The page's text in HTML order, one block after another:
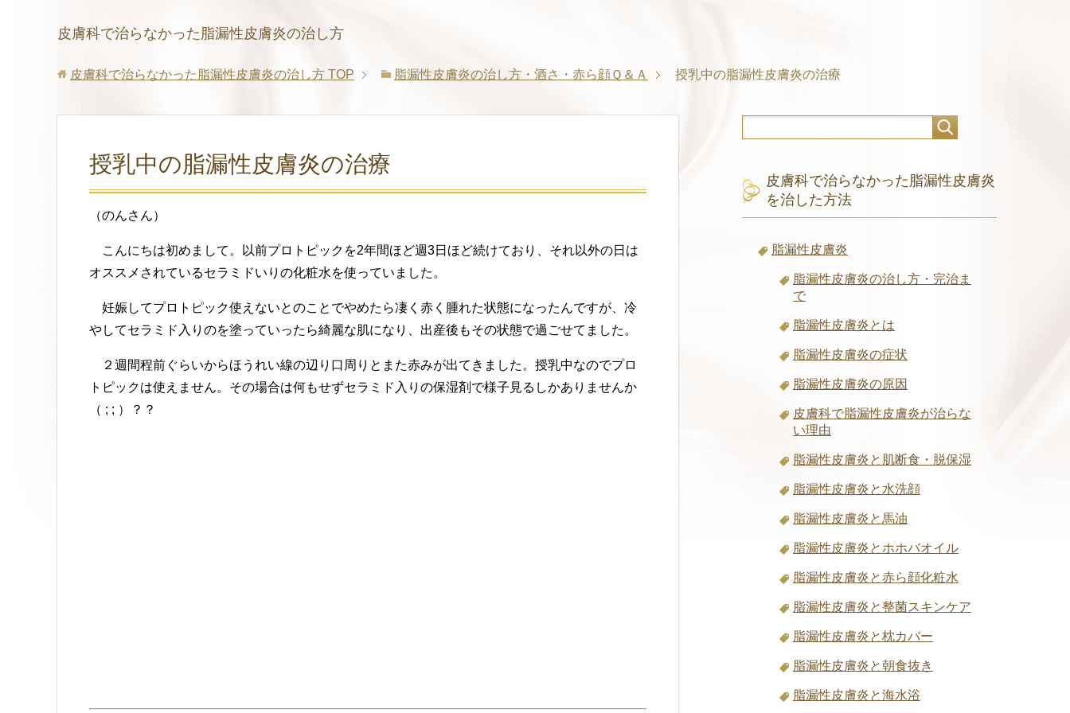
皮膚科で治らなかった脂漏性皮膚炎の治し方
皮膚科で治らなかった脂漏性皮膚炎の治し方 TOP 脂漏性皮膚炎の治し方・酒さ・赤ら顔Ｑ＆Ａ 授乳中の脂漏性皮膚炎の治療
授乳中の脂漏性皮膚炎の治療
（のんさん）
こんにちは初めまして。以前プロトピックを2年間ほど週3日ほど続けており、それ以外の日は
オススメされているセラミドいりの化粧水を使っていました。
妊娠してプロトピック使えないとのことでやめたら凄く赤く腫れた状態になったんですが、冷
やしてセラミド入りのを塗っていったら綺麗な肌になり、出産後もその状態で過ごせてました。
２週間程前ぐらいからほうれい線の辺り口周りとまた赤みが出てきました。授乳中なのでプロ
トピックは使えません。その場合は何もせずセラミド入りの保湿剤で様子見るしかありませんか
（ ; ; ）？？
皮膚科で治らなかった脂漏性皮膚炎
を治した方法
脂漏性皮膚炎
脂漏性皮膚炎の治し方・完治ま
で
脂漏性皮膚炎とは
脂漏性皮膚炎の症状
脂漏性皮膚炎の原因
皮膚科で脂漏性皮膚炎が治らな
い理由
脂漏性皮膚炎と肌断食・脱保湿
脂漏性皮膚炎と水洗顔
脂漏性皮膚炎と馬油
脂漏性皮膚炎とホホバオイル
脂漏性皮膚炎と赤ら顔化粧水
脂漏性皮膚炎と整菌スキンケア
脂漏性皮膚炎と枕カバー
脂漏性皮膚炎と朝食抜き
脂漏性皮膚炎と海水浴